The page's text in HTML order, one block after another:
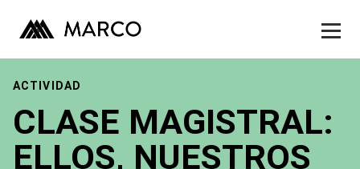
Skip
Museo
Actividades
Publicaciones
Contacto
ACTIVIDAD
CLASE MAGISTRAL:
ELLOS, NUESTROS